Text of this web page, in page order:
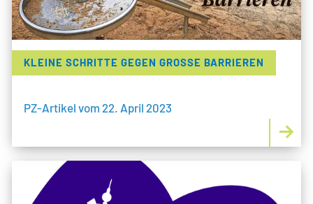
KLEINE SCHRITTE GEGEN GROSSE BARRIEREN
PZ-Artikel vom 22. April 2023